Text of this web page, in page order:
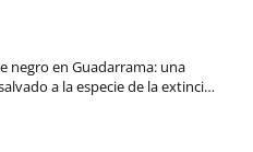
negro en Guadarrama: una
a la especie de la extinci…